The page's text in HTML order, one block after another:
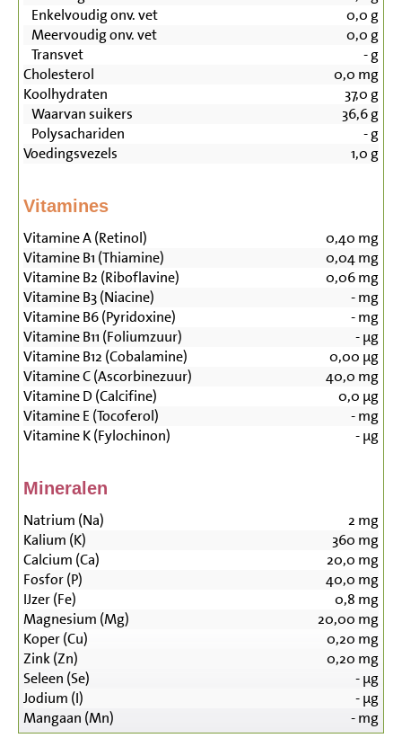
Enkelvoudig onv. vet
0,0 g
Meervoudig onv. vet
0,0 g
Transvet
-g
Cholesterol
0,0 mg
Koolhydraten
37,0 g
Waarvan suikers
36,6g
Polysachariden
-g
Voedingsvezels
1,0 g
Vitamines
Vitamine A (Retinol) 0,40 mg
Vitamine B1 (Thiamine)
0,04mg
Vitamine B2 (Riboflavine)
0,06mg
Vitamine B3 (Niacine)
-mg
Vitamine B6 (Pyridoxine)
-mg
Vitamine B11 (Foliumzuur)
-µg
Vitamine B12 (Cobalamine)
0,00 µg
Vitamine C (Ascorbinezuur)
40,0 mg
Vitamine D (Calcifine)
0,0 µg
Vitamine E (Tocoferol)
-mg
Vitamine K (Fylochinon)
-µg
Mineralen
Natrium (Na) 2 mg
Kalium (K)
360 mg
Calcium (Ca)
20,0 mg
Fosfor (P)
40,0 mg
IJzer (Fe)
0,8 mg
Magnesium (Mg)
20,00 mg
Koper (Cu)
0,20 mg
Zink (Zn)
0,20 mg
Seleen (Se)
-µg
Jodium (I)
-µg
Mangaan (Mn)
-mg